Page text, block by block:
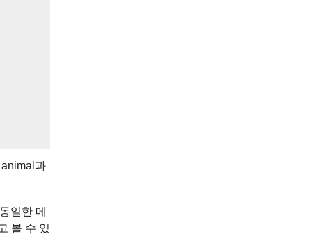
과
일한 메
볼 수 있